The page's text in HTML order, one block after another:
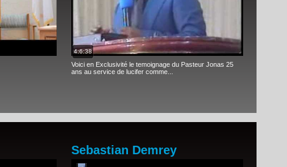
4:6:38
Voici en Exclusivité le temoignage du Pasteur Jonas 25
ans au service de lucifer comme...
Sebastian Demrey